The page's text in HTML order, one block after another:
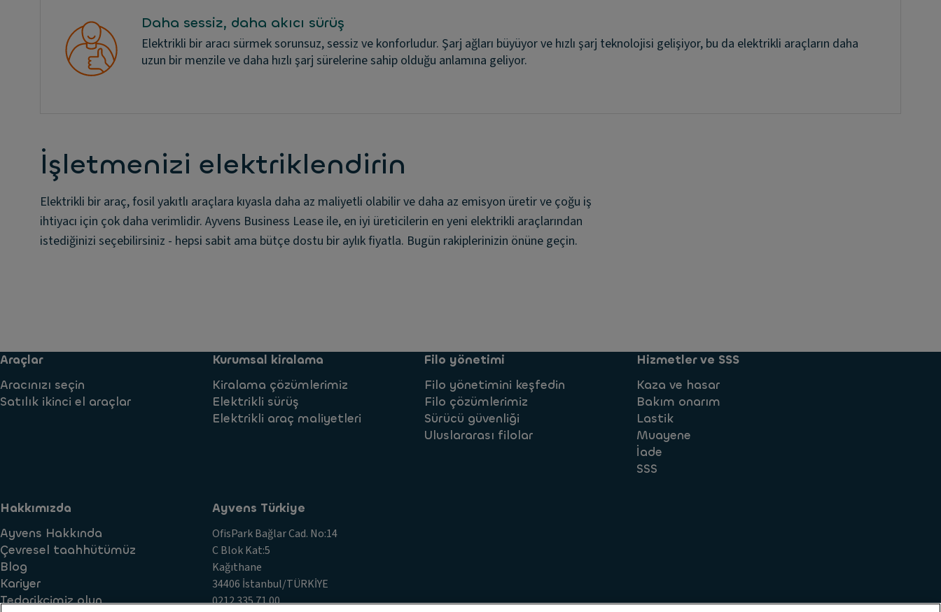
Daha sessiz, daha akıcı sürüş
Elektrikli bir aracı sürmek sorunsuz, sessiz ve konforludur. Şarj ağları büyüyor ve hızlı şarj teknolojisi gelişiyor, bu da elektrikli araçların daha
uzun bir menzile ve daha hızlı şarj sürelerine sahip olduğu anlamına geliyor.
İşletmenizi elektriklendirin
Elektrikli bir araç, fosil yakıtlı araçlara kıyasla daha az maliyetli olabilir ve daha az emisyon üretir ve çoğu iş
ihtiyacı için çok daha verimlidir. Ayvens Business Lease ile, en iyi üreticilerin en yeni elektrikli araçlarından
istediğinizi seçebilirsiniz - hepsi sabit ama bütçe dostu bir aylık fiyatla. Bugün rakiplerinizin önüne geçin.
Araçlar
Aracınızı seçin
Satılık ikinci el araçlar
Kurumsal kiralama
Kiralama çözümlerimiz
Elektrikli sürüş
Elektrikli araç maliyetleri
Filo yönetimi
Filo yönetimini keşfedin
Filo çözümlerimiz
Sürücü güvenliği
Uluslararası filolar
Hizmetler ve SSS
Kaza ve hasar
Bakım onarım
Lastik
Muayene
İade
SSS
Hakkımızda
Ayvens Hakkında
Çevresel taahhütümüz
Blog
Kariyer
Tedarikçimiz olun
Ayvens Türkiye
OfisPark Bağlar Cad. No:14
C Blok Kat:5
Kağıthane
34406 İstanbul/TÜRKİYE
0212 335 71 00